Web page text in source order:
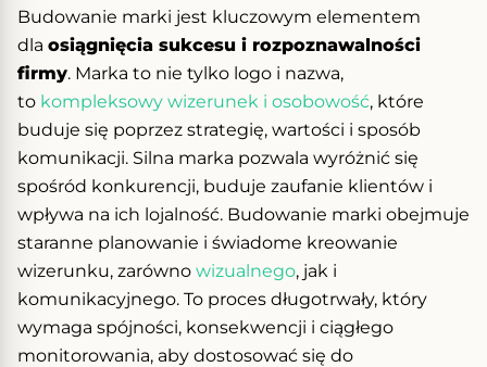
Budowanie marki jest kluczowym elementem
dla osiągnięcia sukcesu i rozpoznawalności
firmy. Marka to nie tylko logo i nazwa,
to kompleksowy wizerunek i osobowość, które
buduje się poprzez strategię, wartości i sposób
komunikacji. Silna marka pozwala wyróżnić się
spośród konkurencji, buduje zaufanie klientów i
wpływa na ich lojalność. Budowanie marki obejmuje
staranne planowanie i świadome kreowanie
wizerunku, zarówno wizualnego, jak i
komunikacyjnego. To proces długotrwały, który
wymaga spójności, konsekwencji i ciągłego
monitorowania, aby dostosować się do